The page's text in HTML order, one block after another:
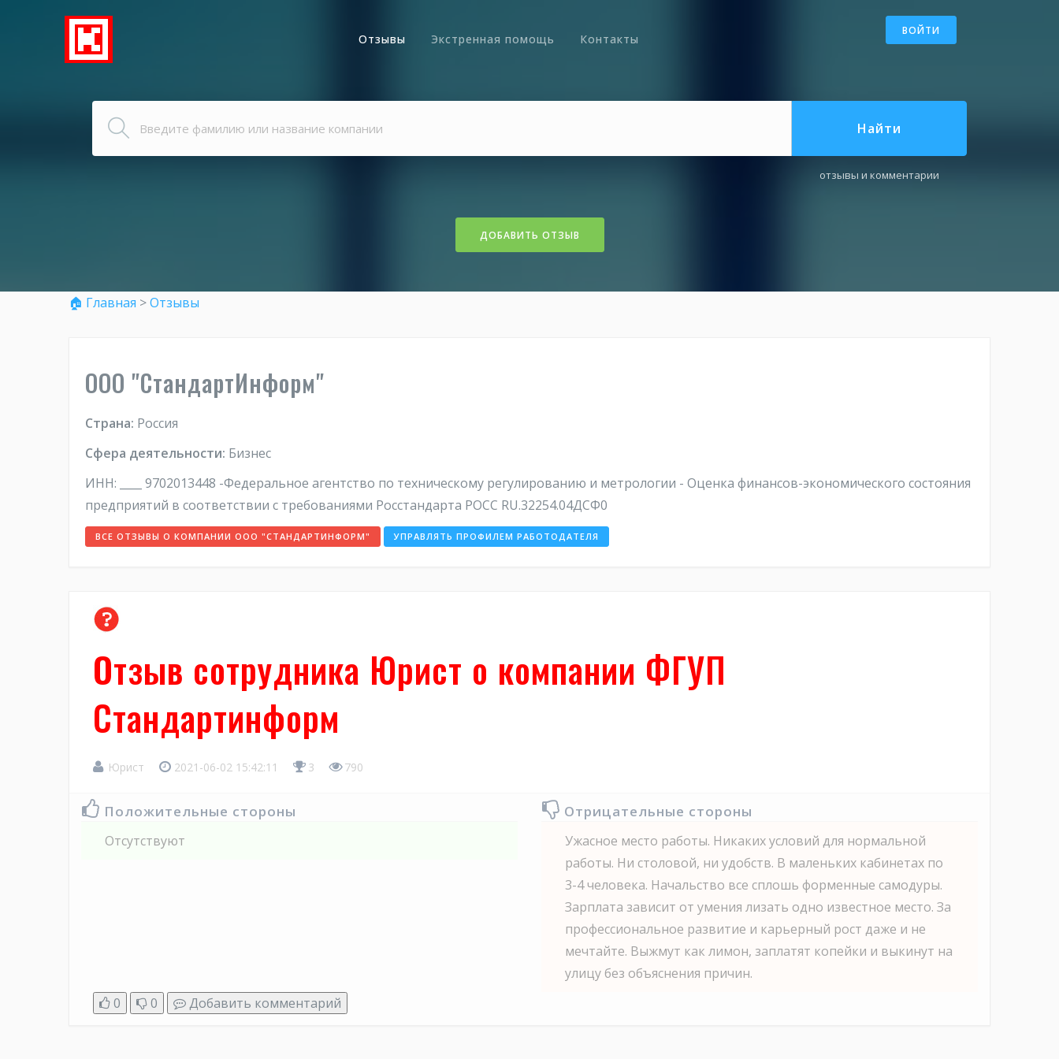
ВОЙТИ
Отзывы Экстренная помощь Контакты
Найти
отзывы и комментарии
ДОБАВИТЬ ОТЗЫВ
🏠 Главная >Отзывы
ООО "СтандартИнформ"
Страна: Россия
Сфера деятельности: Бизнес
ИНН: ____ 9702013448 -Федеральное агентство по техническому регулированию и метрологии - Оценка финансов-экономического состояния
предприятий в соответствии с требованиями Росстандарта РОСС RU.32254.04ДСФ0
ВСЕ ОТЗЫВЫ О КОМПАНИИ ООО "СТАНДАРТИНФОРМ" УПРАВЛЯТЬ ПРОФИЛЕМ РАБОТОДАТЕЛЯ
Отзыв сотрудника Юрист о компании ФГУП
Стандартинформ
Юрист 2021-06-02 15:42:11 3 790
Положительные стороны
Отсутствуют
Отрицательные стороны
Ужасное место работы. Никаких условий для нормальной
работы. Ни столовой, ни удобств. В маленьких кабинетах по
3-4 человека. Начальство все сплошь форменные самодуры.
Зарплата зависит от умения лизать одно известное место. За
профессиональное развитие и карьерный рост даже и не
мечтайте. Выжмут как лимон, заплатят копейки и выкинут на
улицу без объяснения причин.
0
0 Добавить комментарий